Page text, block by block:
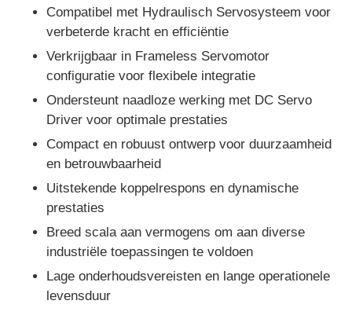
Thuis
Producten
Compatibel met Hydraulisch Servosysteem voor
verbeterde kracht en efficiëntie
Verkrijgbaar in Frameless Servomotor
configuratie voor flexibele integratie
Ondersteunt naadloze werking met DC Servo
Driver voor optimale prestaties
Compact en robuust ontwerp voor duurzaamheid
en betrouwbaarheid
Uitstekende koppelrespons en dynamische
prestaties
Breed scala aan vermogens om aan diverse
industriële toepassingen te voldoen
Lage onderhoudsvereisten en lange operationele
levensduur